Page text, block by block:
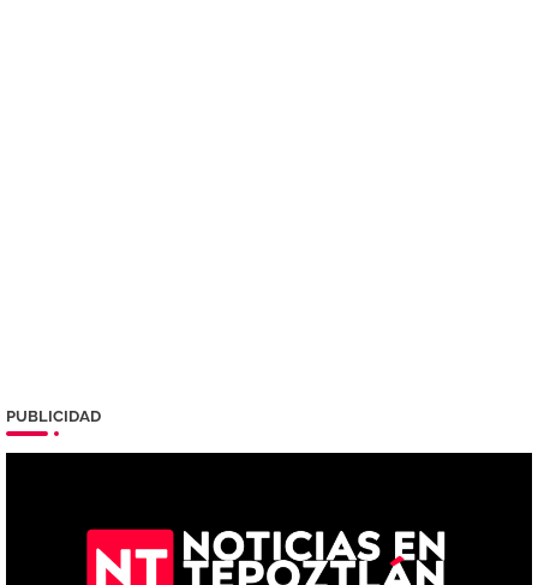
PUBLICIDAD